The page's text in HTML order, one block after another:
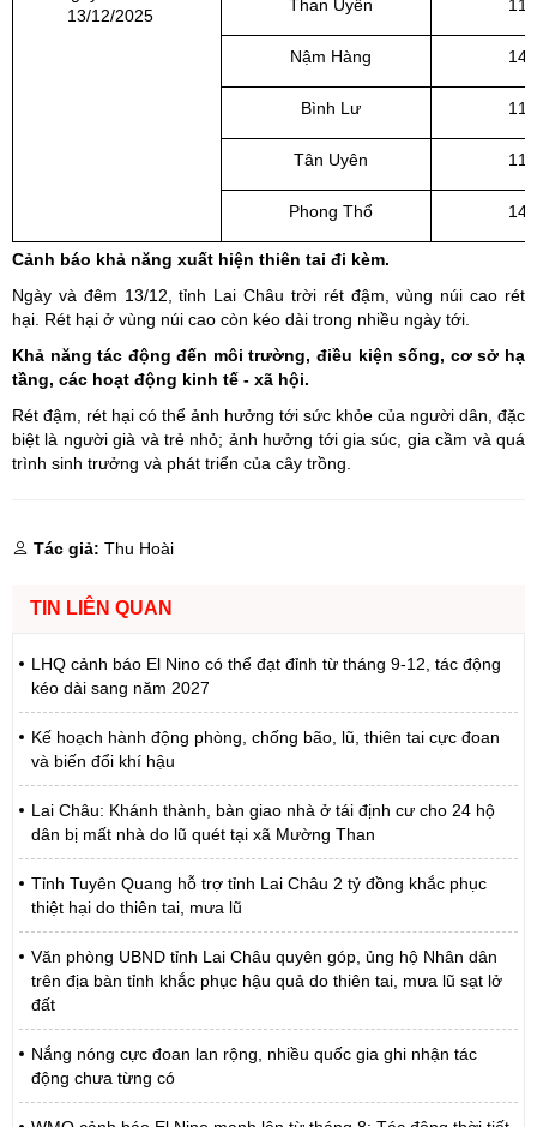
13/12/2025
Than Uyên 11
Nậm Hàng 14
Bình Lư 11
Tân Uyên 11
Phong Thổ 14
Cảnh báo khả năng xuất hiện thiên tai đi kèm.
Ngày và đêm 13/12, tỉnh Lai Châu trời rét đậm, vùng núi cao rét
hại. Rét hại ở vùng núi cao còn kéo dài trong nhiều ngày tới.
Khả năng tác động đến môi trường, điều kiện sống, cơ sở hạ
tầng, các hoạt động kinh tế - xã hội.
Rét đậm, rét hại có thể ảnh hưởng tới sức khỏe của người dân, đặc
biệt là người già và trẻ nhỏ; ảnh hưởng tới gia súc, gia cầm và quá
trình sinh trưởng và phát triển của cây trồng.
Tác giả: Thu Hoài
TIN LIÊN QUAN
LHQ cảnh báo El Nino có thể đạt đỉnh từ tháng 9-12, tác động
kéo dài sang năm 2027
Kế hoạch hành động phòng, chống bão, lũ, thiên tai cực đoan
và biến đổi khí hậu
Lai Châu: Khánh thành, bàn giao nhà ở tái định cư cho 24 hộ
dân bị mất nhà do lũ quét tại xã Mường Than
Tỉnh Tuyên Quang hỗ trợ tỉnh Lai Châu 2 tỷ đồng khắc phục
thiệt hại do thiên tai, mưa lũ
Văn phòng UBND tỉnh Lai Châu quyên góp, ủng hộ Nhân dân
trên địa bàn tỉnh khắc phục hậu quả do thiên tai, mưa lũ sạt lở
đất
Nắng nóng cực đoan lan rộng, nhiều quốc gia ghi nhận tác
động chưa từng có